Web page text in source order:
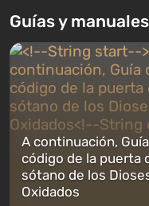
Andreas . Por primera vez,
narra la historia de tres
Michael, Trevor y Franklin,
cuales podrás cambi...
Guías y manuales
A continuación,
código de la puerta
sótano de los
Oxidados